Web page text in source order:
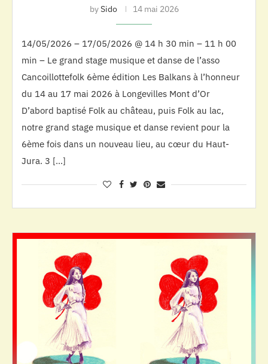
bySido 14 mai 2026
14/05/2026 – 17/05/2026 @ 14 h 30 min – 11 h 00
min – Le grand stage musique et danse de l’asso
Cancoillottefolk 6ème édition Les Balkans à l’honneur
du 14 au 17 mai 2026 à Longevilles Mont d’Or
D’abord baptisé Folk au château, puis Folk au lac,
notre grand stage musique et danse revient pour la
6ème fois dans un nouveau lieu, au cœur du Haut-
Jura. 3 […]